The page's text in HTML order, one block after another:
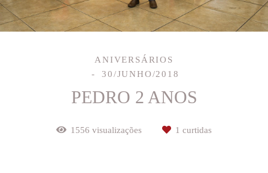
ANIVERSÁRIOS
30/JUNHO/2018
PEDRO 2 ANOS
1556 visualizações 1 curtidas